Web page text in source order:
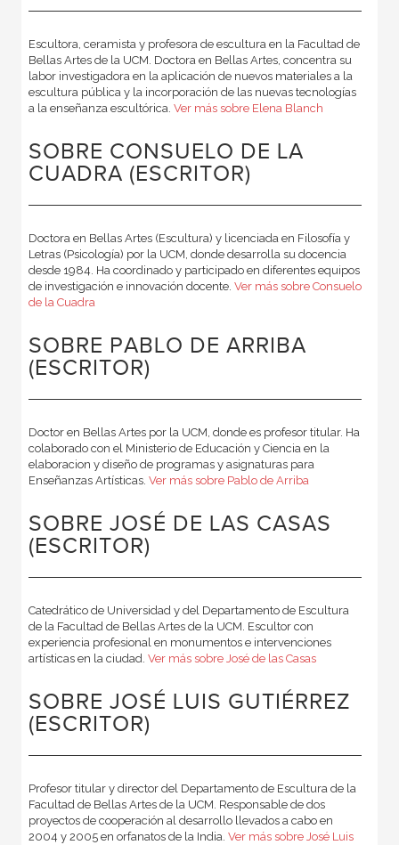
Escultora, ceramista y profesora de escultura en la Facultad de
Bellas Artes de la UCM. Doctora en Bellas Artes, concentra su
labor investigadora en la aplicación de nuevos materiales a la
escultura pública y la incorporación de las nuevas tecnologías
a la enseñanza escultórica. Ver más sobre Elena Blanch
SOBRE CONSUELO DE LA
CUADRA (ESCRITOR)
Doctora en Bellas Artes (Escultura) y licenciada en Filosofía y
Letras (Psicología) por la UCM, donde desarrolla su docencia
desde 1984. Ha coordinado y participado en diferentes equipos
de investigación e innovación docente. Ver más sobre Consuelo
de la Cuadra
SOBRE PABLO DE ARRIBA
(ESCRITOR)
Doctor en Bellas Artes por la UCM, donde es profesor titular. Ha
colaborado con el Ministerio de Educación y Ciencia en la
elaboracion y diseño de programas y asignaturas para
Enseñanzas Artísticas. Ver más sobre Pablo de Arriba
SOBRE JOSÉ DE LAS CASAS
(ESCRITOR)
Catedrático de Universidad y del Departamento de Escultura
de la Facultad de Bellas Artes de la UCM. Escultor con
experiencia profesional en monumentos e intervenciones
artísticas en la ciudad. Ver más sobre José de las Casas
SOBRE JOSÉ LUIS GUTIÉRREZ
(ESCRITOR)
Profesor titular y director del Departamento de Escultura de la
Facultad de Bellas Artes de la UCM. Responsable de dos
proyectos de cooperación al desarrollo llevados a cabo en
2004 y 2005 en orfanatos de la India. Ver más sobre José Luis